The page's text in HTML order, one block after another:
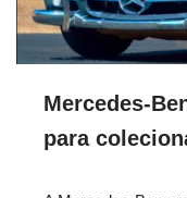
Mercedes-
para